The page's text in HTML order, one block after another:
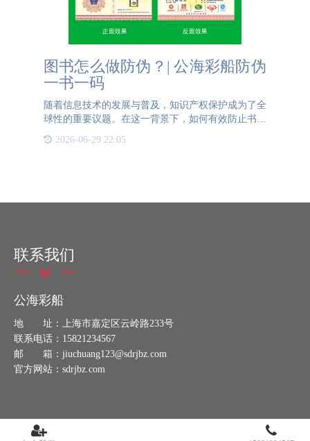
图书怎么做防伪？| 公海彩船防伪
一书一码
随着信息技术的发展与普及，知识产权保护成为了全
球性的重要议题。在这一背景下，如何有效防止书籍
合法权益不受侵害，成为了一个亟待解决的问题。面
2026-06-29 22:05
联系我们
公海彩船
地 址：上海市嘉定区云岭路233号
联系电话：15821234567
邮 箱：jiuchuang123@sdrjbz.com
官方网站：sdrjbz.com